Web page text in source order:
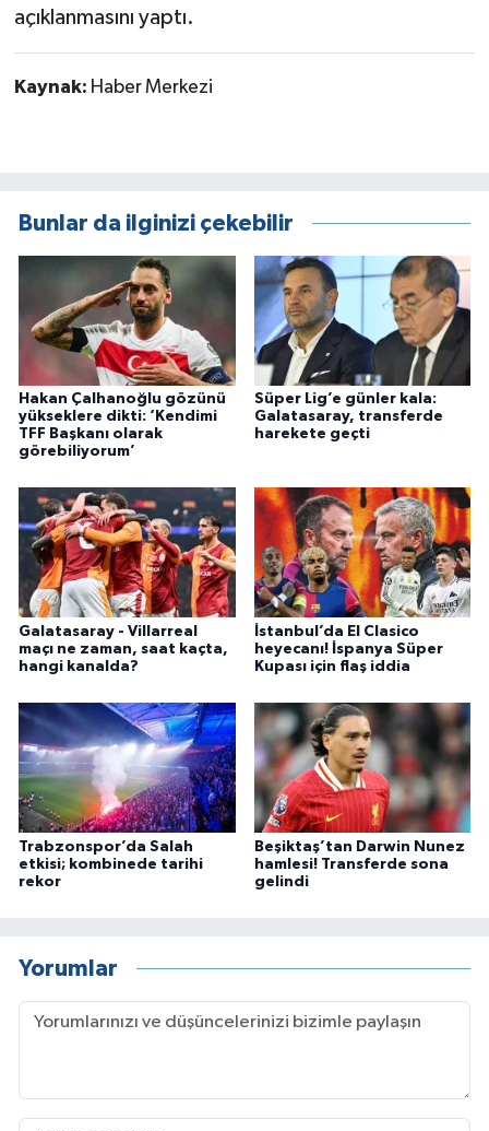
açıklanmasını yaptı.
Kaynak: Haber Merkezi
Bunlar da ilginizi çekebilir
Hakan Çalhanoğlu gözünü
yükseklere dikti: ‘Kendimi
TFF Başkanı olarak
görebiliyorum’
Süper Lig’e günler kala:
Galatasaray, transferde
harekete geçti
Galatasaray - Villarreal
maçı ne zaman, saat kaçta,
hangi kanalda?
İstanbul’da El Clasico
heyecanı! İspanya Süper
Kupası için flaş iddia
Trabzonspor’da Salah
etkisi; kombinede tarihi
rekor
Beşiktaş’tan Darwin Nunez
hamlesi! Transferde sona
gelindi
Yorumlar